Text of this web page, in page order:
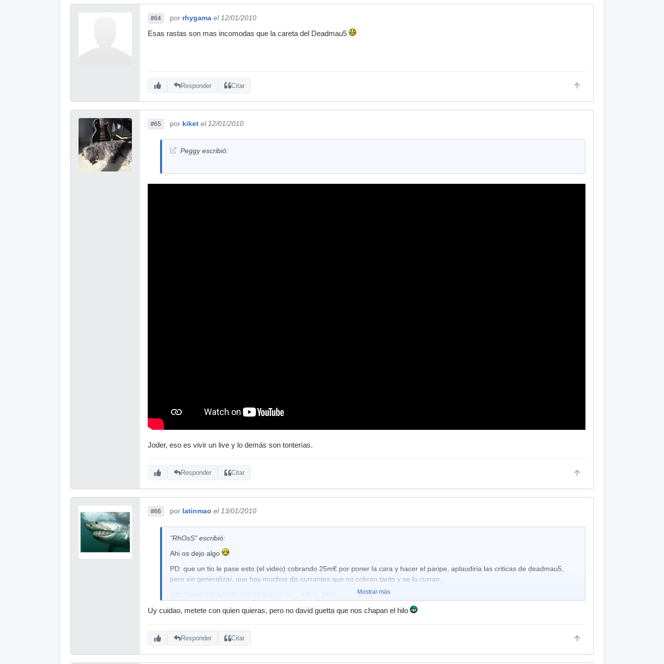
#64 por rhygama el 12/01/2010
Esas rastas son mas incomodas que la careta del Deadmau5
Responder Citar
#65 por kiket el 12/01/2010
Peggy escribió:
Joder, eso es vivir un live y lo demás son tonterías.
Responder Citar
#66 por latinmao el 13/01/2010
"RhOsS" escribió:
Ahi os dejo algo
PD: que un tio le pase esto (el video) cobrando 25m€ por poner la cara y hacer el paripe, aplaudiria las criticas de deadmau5,
pero sin generalizar, que hay muchos djs currantes que no cobran tanto y se lo curran..
Mostrar más
Uy cuidao, metete con quien quieras, pero no david guetta que nos chapan el hilo
Responder Citar